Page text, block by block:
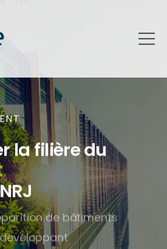
la filière du
de bâtiments